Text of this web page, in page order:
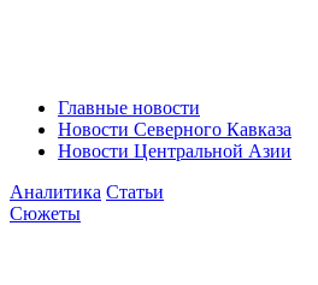
Главные новости
Новости Северного Кавказа
Новости Центральной Азии
Аналитика Статьи
Сюжеты